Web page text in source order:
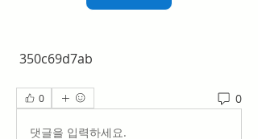
350c69d7ab
0 0
댓글을 입력하세요.